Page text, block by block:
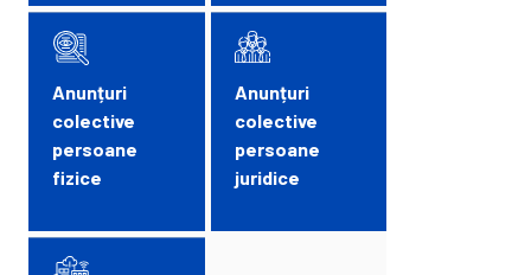
Anunțuri
colective
persoane
fizice
Anunțuri
colective
persoane
juridice